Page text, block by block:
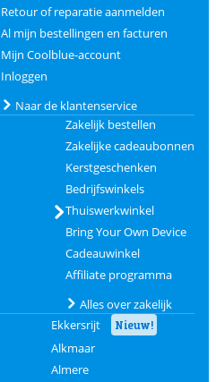
Retour of reparatie aanmelden
Al mijn bestellingen en facturen
Mijn Coolblue-account
Inloggen
Naar de klantenservice
Zakelijk bestellen
Zakelijke cadeaubonnen
Kerstgeschenken
Bedrijfswinkels
Thuiswerkwinkel
Bring Your Own Device
Cadeauwinkel
Affiliate programma
Alles over zakelijk
Ekkersrijt Nieuw!
Alkmaar
Almere